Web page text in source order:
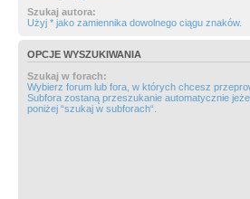
Szukaj autora:
Użyj * jako zamiennika dowolnego ciągu znaków.
OPCJE WYSZUKIWANIA
Szukaj w forach:
Wybierz forum lub fora, w których chcesz
Subfora zostaną przeszukanie automatycznie
poniżej “szukaj w subforach“.